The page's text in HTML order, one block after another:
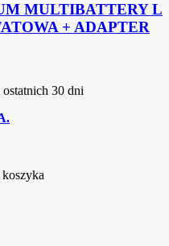
MULTIBATTERY L
+ ADAPTER
30 dni